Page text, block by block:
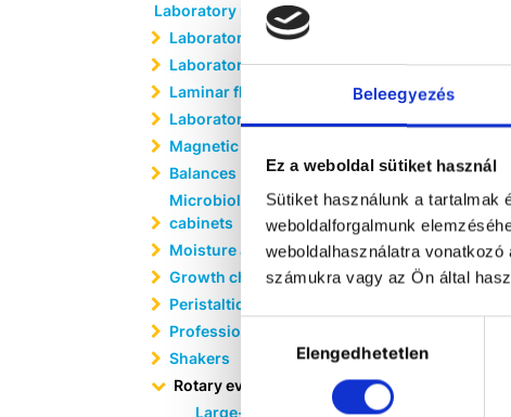
Beleegyezés
Ez a weboldal sütiket használ
Sütiket használunk a tartalmak
weboldalforgalmunk
weboldalhasználatra
számukra vagy az Ön által
kiválasztásaElengedhetetlen
Laboratory reactors
Laboratory chairs
Laboratory furniture
Laminar flow cabinets
Laboratory furnaces
Magnetic stirrers
Balances
Microbiological safety
cabinets
Moisture analyzers
Growth chambers
Peristaltic pumps
Professional shakers
Shakers
Rotary evaporators
Large-scale rotary